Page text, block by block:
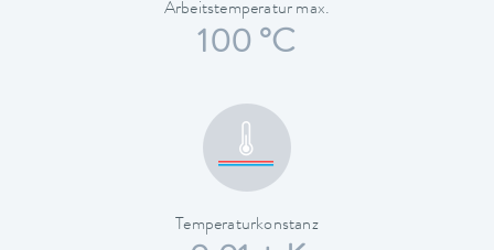
Arbeitstemperatur max.
100 °C
Temperaturkonstanz